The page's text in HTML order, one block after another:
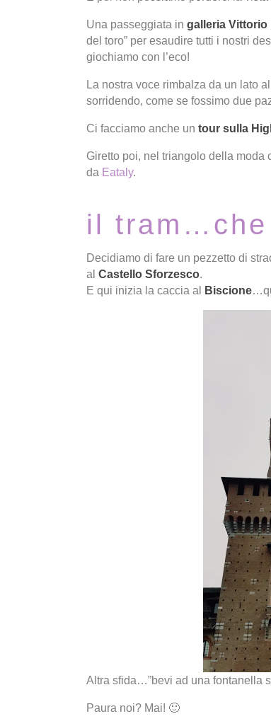
Una passeggiata in galleria Vittorio
del toro” per esaudire tutti i nostri
giochiamo con l’eco!
La nostra voce rimbalza da un lato
sorridendo, come se fossimo due
Ci facciamo anche un tour sulla
Giretto poi, nel triangolo della
da Eataly.
il tram…che
Decidiamo di fare un pezzetto di
al Castello Sforzesco.
E qui inizia la caccia al
Biscione
Altra sfida…”bevi ad una fontanella
Paura noi? Mai! 🙂